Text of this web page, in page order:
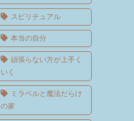
スピリチュアル
本当の自分
頑張らない方が上手く
いく
ミラベルと魔法だらけ
の家